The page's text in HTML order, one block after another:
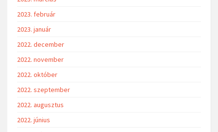
2023. február
2023. január
2022. december
2022. november
2022. október
2022. szeptember
2022. augusztus
2022. június